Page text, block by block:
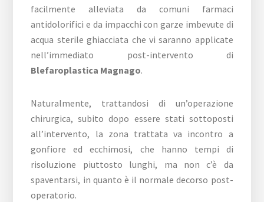
facilmente alleviata da comuni farmaci
antidolorifici e da impacchi con garze imbevute di
acqua sterile ghiacciata che vi saranno applicate
nell’immediato post-intervento di
Blefaroplastica Magnago.
Naturalmente, trattandosi di un’operazione
chirurgica, subito dopo essere stati sottoposti
all’intervento, la zona trattata va incontro a
gonfiore ed ecchimosi, che hanno tempi di
risoluzione piuttosto lunghi, ma non c’è da
spaventarsi, in quanto è il normale decorso post-
operatorio.